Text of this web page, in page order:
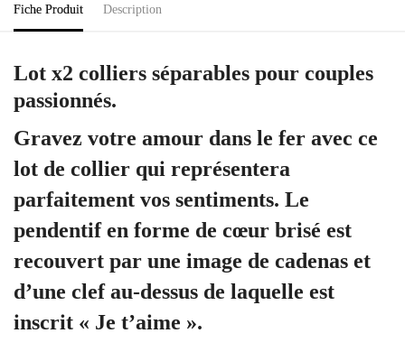
Fiche Produit Description
Lot x2 colliers séparables pour couples
passionnés.
Gravez votre amour dans le fer avec ce
lot de collier qui représentera
parfaitement vos sentiments. Le
pendentif en forme de cœur brisé est
recouvert par une image de cadenas et
d’une clef au-dessus de laquelle est
inscrit « Je t’aime ».